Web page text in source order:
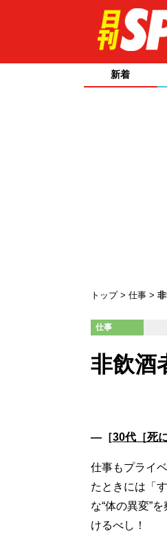
新着
トップ 仕事
仕事
非飲酒
―［30代［死
仕事もプライ
たときには「
な“体の異変”
けるべし！